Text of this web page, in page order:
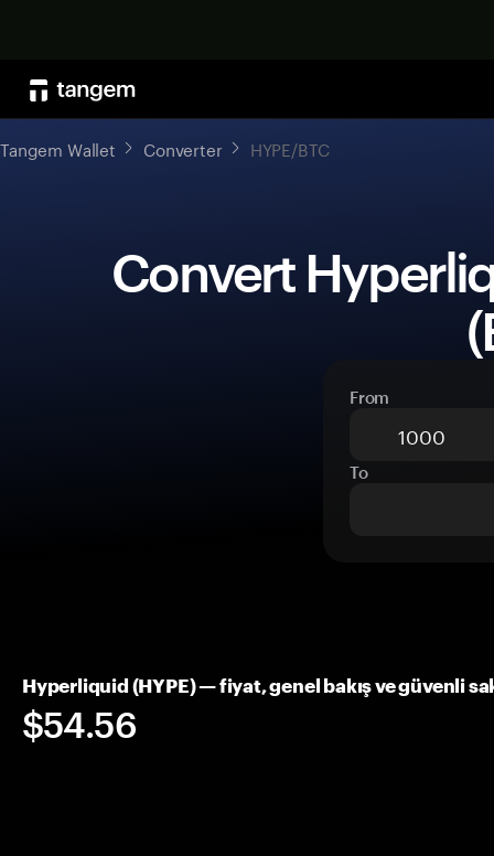
Tangem Wallet Converter HYPE/BTC
From
To
Hyperliquid (HYPE) — fiyat, genel bakış ve güvenli
$54.56